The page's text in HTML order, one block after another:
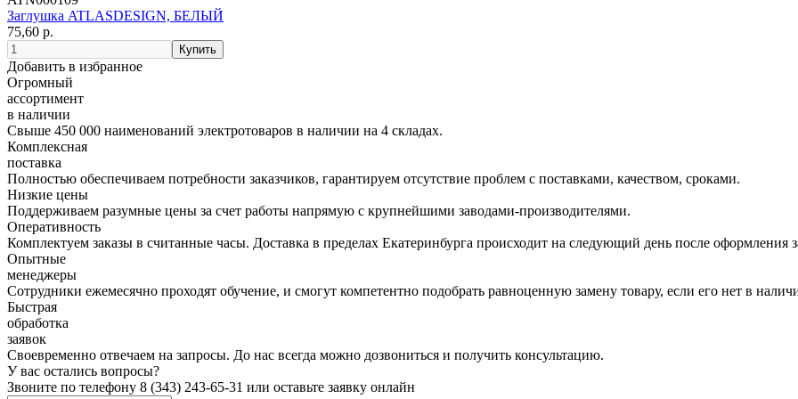
Заглушка ATLASDESIGN, БЕЛЫЙ
75,60 р.
Добавить в избранное
Огромный
ассортимент
в наличии
Свыше 450 000 наименований электротоваров в наличии на 4 складах.
Комплексная
поставка
Полностью обеспечиваем потребности заказчиков, гарантируем отсутствие проблем с поставками, качеством, сроками.
Низкие цены
Поддерживаем разумные цены за счет работы напрямую с крупнейшими заводами-производителями.
Оперативность
Комплектуем заказы в считанные часы. Доставка в пределах Екатеринбурга происходит на следующий день после оформления
Опытные
менеджеры
Сотрудники ежемесячно проходят обучение, и смогут компетентно подобрать равноценную замену товару, если его нет в
Быстрая
обработка
заявок
Своевременно отвечаем на запросы. До нас всегда можно дозвониться и получить консультацию.
У вас остались вопросы?
Звоните по телефону 8 (343) 243-65-31 или оставьте заявку онлайн